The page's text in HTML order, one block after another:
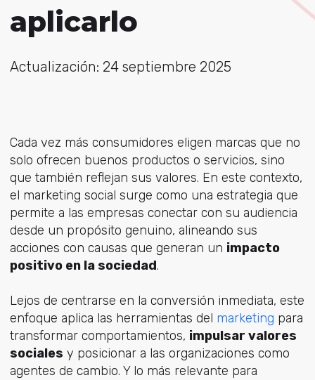
aplicarlo
Actualización: 24 septiembre 2025
Cada vez más consumidores eligen marcas que no
solo ofrecen buenos productos o servicios, sino
que también reflejan sus valores. En este contexto,
el marketing social surge como una estrategia que
permite a las empresas conectar con su audiencia
desde un propósito genuino, alineando sus
acciones con causas que generan un impacto
positivo en la sociedad.
Lejos de centrarse en la conversión inmediata, este
enfoque aplica las herramientas del marketing para
transformar comportamientos, impulsar valores
sociales y posicionar a las organizaciones como
agentes de cambio. Y lo más relevante para